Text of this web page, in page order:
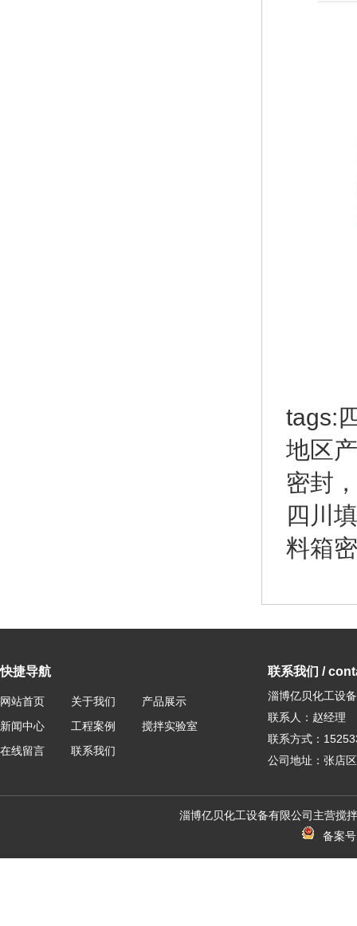
tags:
地区
密封 ，
四川
料箱
快捷导航
网站首页 关于我们
产品展示
新闻中心
工程案例
搅拌实验室
在线留言
联系我们
联系我们 /
淄博亿贝化工设
联系人：赵经理
联系方式：
公司地址：张店
淄博亿贝化工设备有限公司主营搅
备案